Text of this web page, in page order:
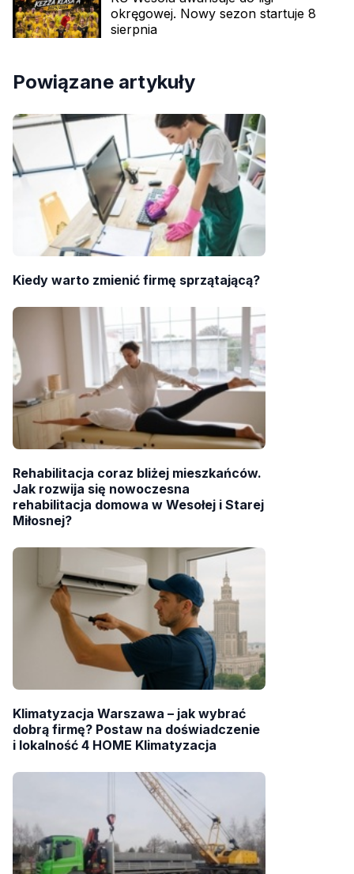
okręgowej. Nowy sezon startuje 8
sierpnia
Powiązane artykuły
Kiedy warto zmienić firmę sprzątającą?
Rehabilitacja coraz bliżej mieszkańców.
Jak rozwija się nowoczesna
rehabilitacja domowa w Wesołej i Starej
Miłosnej?
Klimatyzacja Warszawa – jak wybrać
dobrą firmę? Postaw na doświadczenie
i lokalność 4 HOME Klimatyzacja